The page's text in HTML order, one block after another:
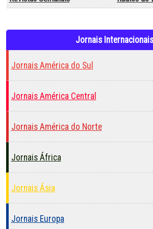
Jornais Internacionais
Jornais América do Sul
Jornais América Central
Jornais América do Norte
Jornais África
Jornais Ásia
Jornais Europa